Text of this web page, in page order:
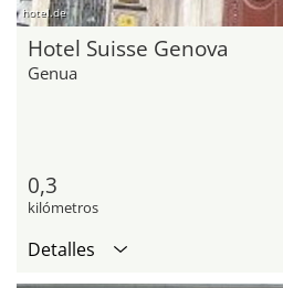
hotel.de
Hotel Suisse Genova
Genua
0,3
kilómetros
Detalles